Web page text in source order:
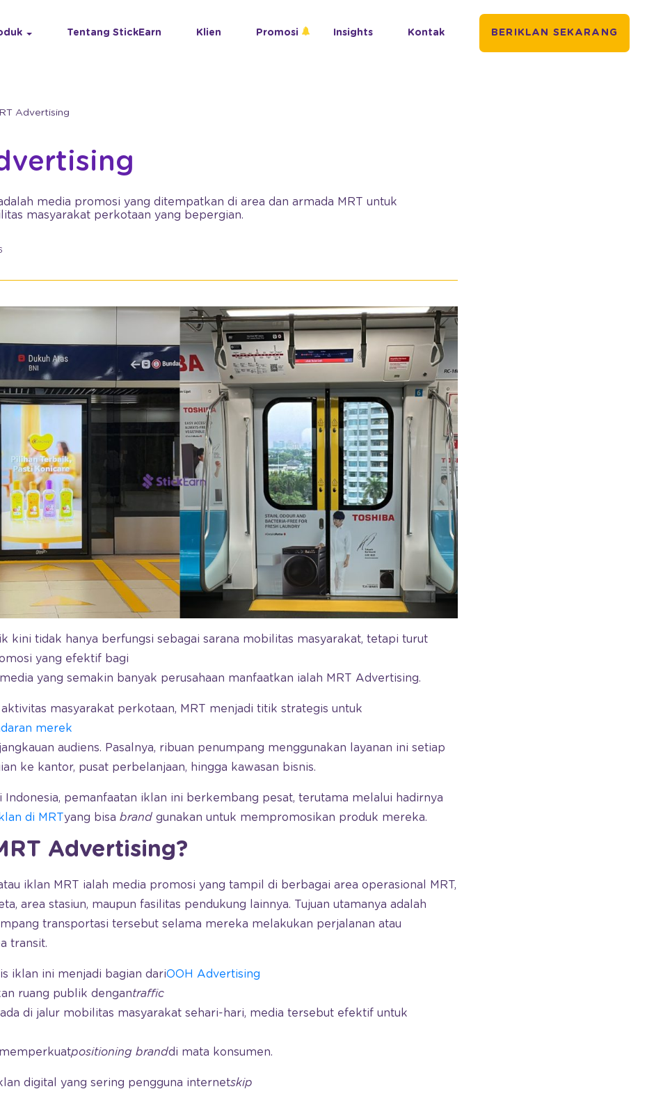
Tentang StickEarn Klien Promosi Insights Kontak BERIKLAN SEKARANG
Advertising
media promosi yang ditempatkan di area dan armada MRT untuk
masyarakat perkotaan yang bepergian.
kini tidak hanya berfungsi sebagai sarana mobilitas masyarakat, tetapi turut
yang efektif bagi
yang semakin banyak perusahaan manfaatkan ialah MRT Advertising.
masyarakat perkotaan, MRT menjadi titik strategis untuk
merek
audiens. Pasalnya, ribuan penumpang menggunakan layanan ini setiap
ke kantor, pusat perbelanjaan, hingga kawasan bisnis.
Indonesia, pemanfaatan iklan ini berkembang pesat, terutama melalui hadirnya
di MRTyang bisa brand gunakan untuk mempromosikan produk mereka.
Advertising?
iklan MRT ialah media promosi yang tampil di berbagai area operasional MRT,
area stasiun, maupun fasilitas pendukung lainnya. Tujuan utamanya adalah
transportasi tersebut selama mereka melakukan perjalanan atau
transit.
iklan ini menjadi bagian dariOOH Advertising
ruang publik dengantraffic
di jalur mobilitas masyarakat sehari-hari, media tersebut efektif untuk
positioning branddi mata konsumen.
digital yang sering pengguna internetskip